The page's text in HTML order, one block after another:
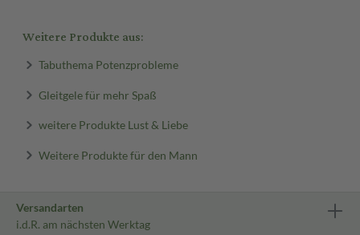
Weitere Produkte aus:
Tabuthema Potenzprobleme
Gleitgele für mehr Spaß
weitere Produkte Lust & Liebe
Weitere Produkte für den Mann
Versandarten
i.d.R. am nächsten Werktag